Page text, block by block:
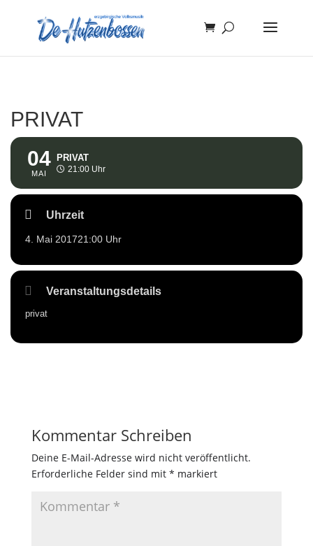
PRIVAT
04
MAI
PRIVAT
21:00 Uhr
Uhrzeit
4. Mai 201721:00 Uhr
Veranstaltungsdetails
privat
Kommentar Schreiben
Deine E-Mail-Adresse wird nicht veröffentlicht.
Erforderliche Felder sind mit * markiert